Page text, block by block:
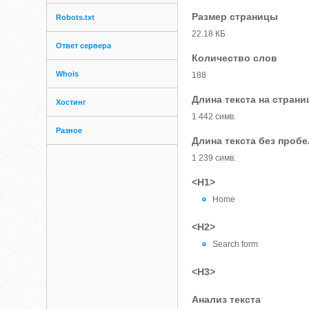
Robots.txt
Ответ сервера
Whois
Хостинг
Разное
Размер страницы
22.18 КБ
Количество слов
188
Длина текста на
1 442 симв.
Длина текста без
1 239 симв.
<H1>
Home
<H2>
Search form
<H3>
Анализ текста